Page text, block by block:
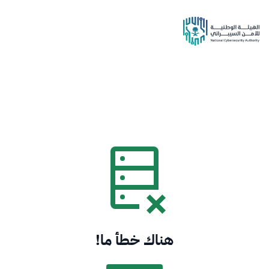
هناك خطأ ما!